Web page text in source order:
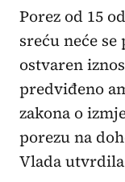
Porez od 15 odsto na dobitak od igara na
sreću neće
ostvaren
predviđeno
zakona o
porezu na
Vlada